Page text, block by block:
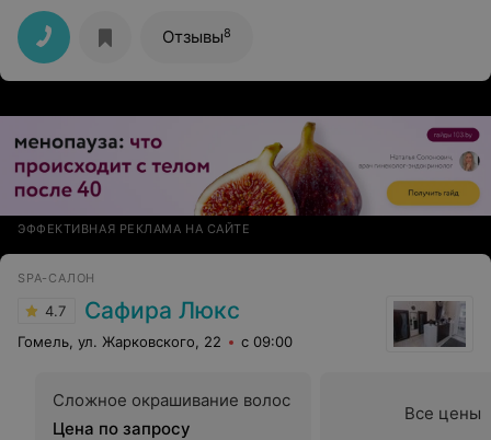
Отзывы8
ЭФФЕКТИВНАЯ РЕКЛАМА НА САЙТЕ
SPA-САЛОН
4.7 Сафира Люкс
Гомель, ул. Жарковского, 22 с 09:00
Сложное окрашивание волос
Цена по запросу
Все цены